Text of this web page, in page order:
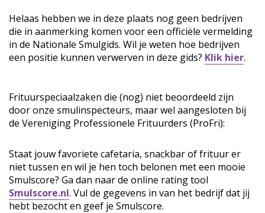
Helaas hebben we in deze plaats nog geen bedrijven
die in aanmerking komen voor een officiële vermelding
in de Nationale Smulgids. Wil je weten hoe bedrijven
een positie kunnen verwerven in deze gids? Klik hier.
Frituurspeciaalzaken die (nog) niet beoordeeld zijn
door onze smulinspecteurs, maar wel aangesloten bij
de Vereniging Professionele Frituurders (ProFri):
Staat jouw favoriete cafetaria, snackbar of frituur er
niet tussen en wil je hen toch belonen met een mooie
Smulscore? Ga dan naar de online rating tool
Smulscore.nl. Vul de gegevens in van het bedrijf dat jij
hebt bezocht en geef je Smulscore.